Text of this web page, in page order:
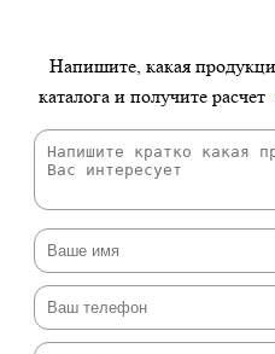
Напишите, какая
каталога и получите расчет